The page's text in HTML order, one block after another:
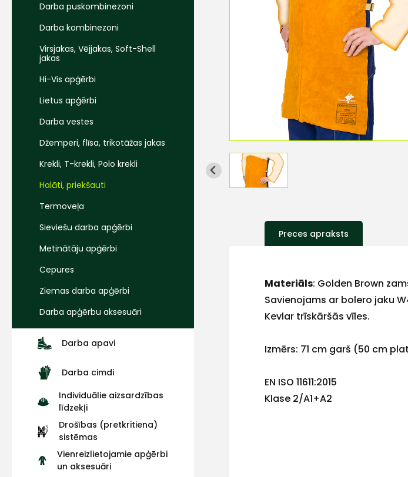
Darba puskombinezoni
Darba kombinezoni
Virsjakas, Vējjakas, Soft-Shell
jakas
Hi-Vis apģērbi
Lietus apģērbi
Darba vestes
Džemperi, flīsa, trikotāžas jakas
Krekli, T-krekli, Polo krekli
Halāti, priekšauti
Termoveļa
Sieviešu darba apģērbi
Metinātāju apģērbi
Cepures
Ziemas darba apģērbi
Darba apģērbu aksesuāri
Darba apavi
Darba cimdi
Individuālie aizsardzības
līdzekļi
Drošības (pretkritiena)
sistēmas
Vienreizlietojamie apģērbi
un aksesuāri
Preces apraksts
Materiāls: Golden Brown
Savienojams ar bolero jaku
Kevlar trīskāršās vīles.
Izmērs: 71 cm garš (50 cm
EN ISO 11611:2015
Klase 2/A1+A2
+